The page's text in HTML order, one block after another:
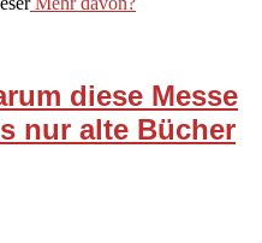
diese Messe
nur alte Bücher